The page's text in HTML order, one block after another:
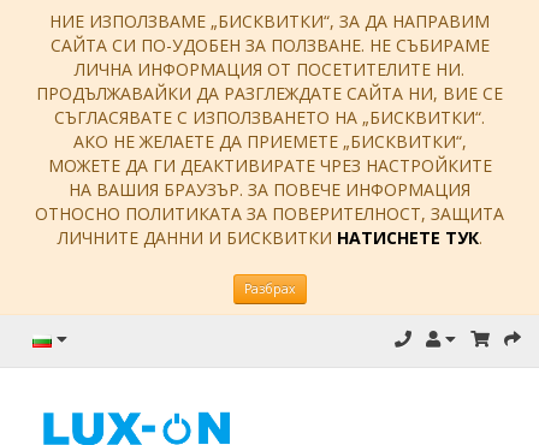
НИЕ ИЗПОЛЗВАМЕ „БИСКВИТКИ“, ЗА ДА НАПРАВИМ
САЙТА СИ ПО-УДОБЕН ЗА ПОЛЗВАНЕ. НЕ СЪБИРАМЕ
ЛИЧНА ИНФОРМАЦИЯ ОТ ПОСЕТИТЕЛИТЕ НИ.
ПРОДЪЛЖАВАЙКИ ДА РАЗГЛЕЖДАТЕ САЙТА НИ, ВИЕ СЕ
СЪГЛАСЯВАТЕ С ИЗПОЛЗВАНЕТО НА „БИСКВИТКИ“.
АКО НЕ ЖЕЛАЕТЕ ДА ПРИЕМЕТЕ „БИСКВИТКИ“,
МОЖЕТЕ ДА ГИ ДЕАКТИВИРАТЕ ЧРЕЗ НАСТРОЙКИТЕ
НА ВАШИЯ БРАУЗЪР. ЗА ПОВЕЧЕ ИНФОРМАЦИЯ
ОТНОСНО ПОЛИТИКАТА ЗА ПОВЕРИТЕЛНОСТ, ЗАЩИТА
ЛИЧНИТЕ ДАННИ И БИСКВИТКИ НАТИСНЕТЕ ТУК.
Разбрах